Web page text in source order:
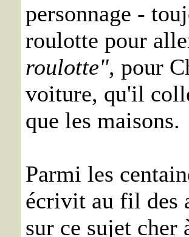
personnage -
roulotte pour
roulotte", pour
voiture, qu'il
que les maisons.
Parmi les
écrivit au fil des
sur ce sujet cher